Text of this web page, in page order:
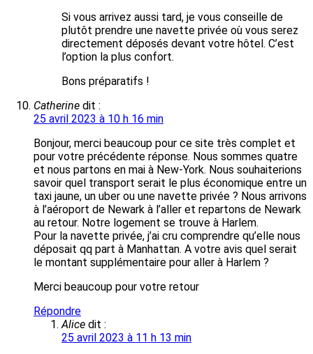
Si vous arrivez aussi tard, je vous conseille de
plutôt prendre une navette privée où vous serez
directement déposés devant votre hôtel. C’est
l’option la plus confort.
Bons préparatifs !
Catherine dit :
25 avril 2023 à 10 h 16 min
Bonjour, merci beaucoup pour ce site très complet et
pour votre précédente réponse. Nous sommes quatre
et nous partons en mai à New-York. Nous souhaiterions
savoir quel transport serait le plus économique entre un
taxi jaune, un uber ou une navette privée ? Nous arrivons
à l’aéroport de Newark à l’aller et repartons de Newark
au retour. Notre logement se trouve à Harlem.
Pour la navette privée, j’ai cru comprendre qu’elle nous
déposait qq part à Manhattan. A votre avis quel serait
le montant supplémentaire pour aller à Harlem ?
Merci beaucoup pour votre retour
Répondre
Alice dit :
25 avril 2023 à 11 h 13 min